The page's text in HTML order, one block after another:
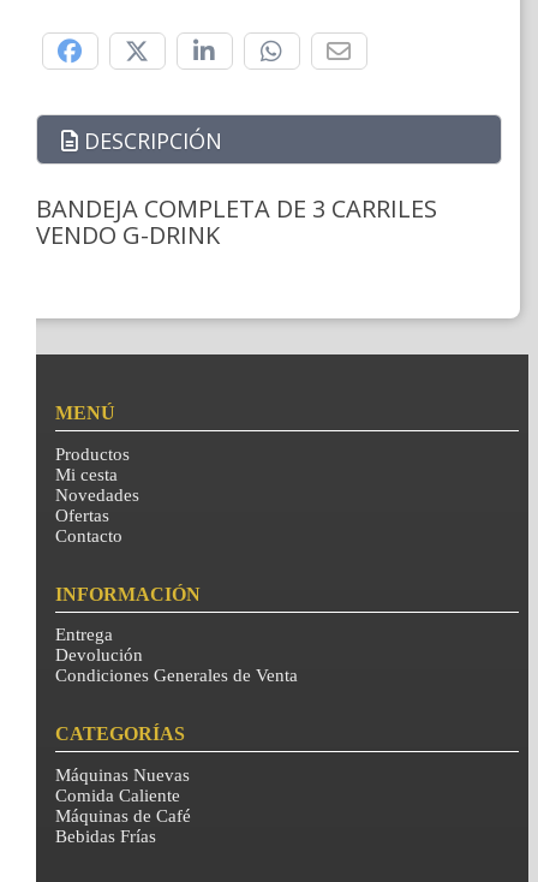
DESCRIPCIÓN
BANDEJA COMPLETA DE 3 CARRILES
VENDO G-DRINK
MENÚ
Productos
Mi cesta
Novedades
Ofertas
Contacto
INFORMACIÓN
Entrega
Devolución
Condiciones Generales de Venta
CATEGORÍAS
Máquinas Nuevas
Comida Caliente
Máquinas de Café
Bebidas Frías